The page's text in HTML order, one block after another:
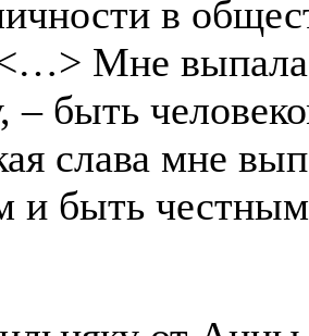
в
Мне выпала
– быть
слава мне
и быть